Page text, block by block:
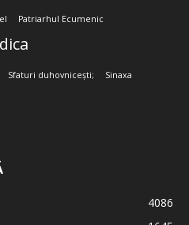
Patriarhul Ecumenic
Sfaturi duhovnicești; Sinaxa
4086